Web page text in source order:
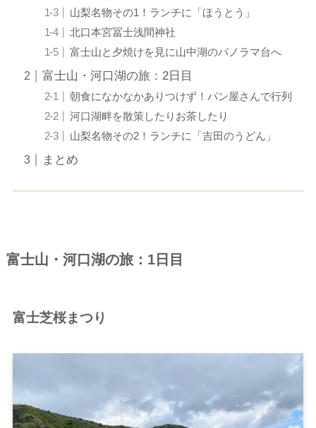
山梨名物その1！ランチに「ほうとう」
北口本宮冨士浅間神社
富士山と夕焼けを見に山中湖のパノラマ台へ
富士山・河口湖の旅：2日目
朝食になかなかありつけず！パン屋さんで行列
河口湖畔を散策したりお茶したり
山梨名物その2！ランチに「吉田のうどん」
まとめ
富士山・河口湖の旅：1日目
富士芝桜まつり